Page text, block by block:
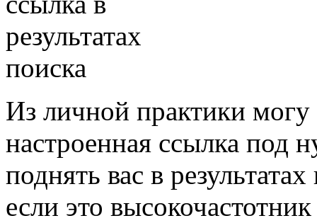
Из личной практики могу
настроенная ссылка под
поднять вас в
если это